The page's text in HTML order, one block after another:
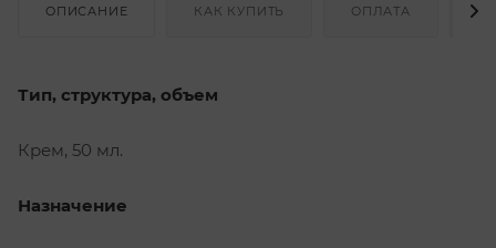
ОПИСАНИЕ КАК КУПИТЬ ОПЛАТА
Тип, структура, объем
Крем, 50 мл.
Назначение